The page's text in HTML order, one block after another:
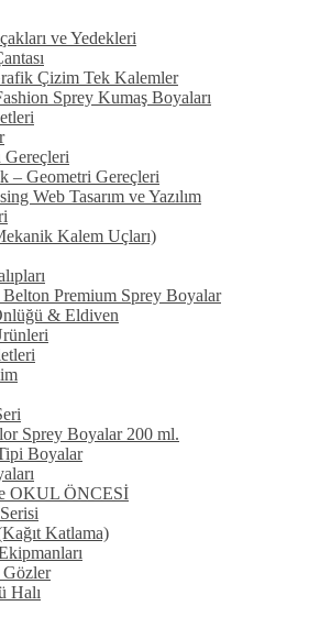
ve Yedekleri
Çizim Tek Kalemler
Sprey Kumaş Boyaları
Gereçleri
– Geometri Gereçleri
Web Tasarım ve Yazılım
Kalem Uçları)
Premium Sprey Boyalar
& Eldiven
Sprey Boyalar 200 ml.
Boyalar
OKUL ÖNCESİ
Katlama)
Halı